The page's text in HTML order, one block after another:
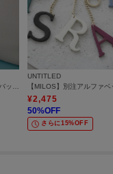
UNTITLED名品モチーフ バッグチャーム
UNTITLED
¥2,475
50%OFF
さらに15%OFF